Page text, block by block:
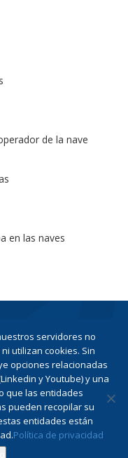
de la nave
en las naves
(inglés)
servidores no
utilizan cookies. Sin
opciones relacionadas
y Youtube) y una
que las entidades
pueden recopilar su
entidades están
Política de privacidad